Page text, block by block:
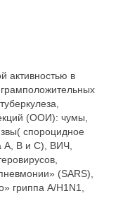
активностью в
(ООИ): чумы,
спороцидное
А, В и С), ВИЧ,
(SARS),
гриппа А/H1N1,